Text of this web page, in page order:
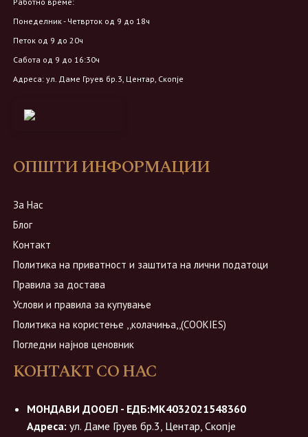
Понеделник - Четврток од 9 до 18ч
Петок од 9 до 20ч
Сабота од 9 до 16:30ч
Адреса: ул. Даме Груев бр.3, Центар, Скопје
ОПШТИ ИНФОРМАЦИИ
За Нас
Блог
Контакт
Политика на приватност и заштита на лични податоци
Правила за достава
Услови и правила за купување
Политика на користење ,,колачиња,,(COOKIES)
Погледни најнов ценовник
КОНТАКТ СО НАС
МОНДАВИ ДООЕЛ - ЕДБ:МК4032021548360
Адреса: ул. Даме Груев бр.3, Центар, Скопје